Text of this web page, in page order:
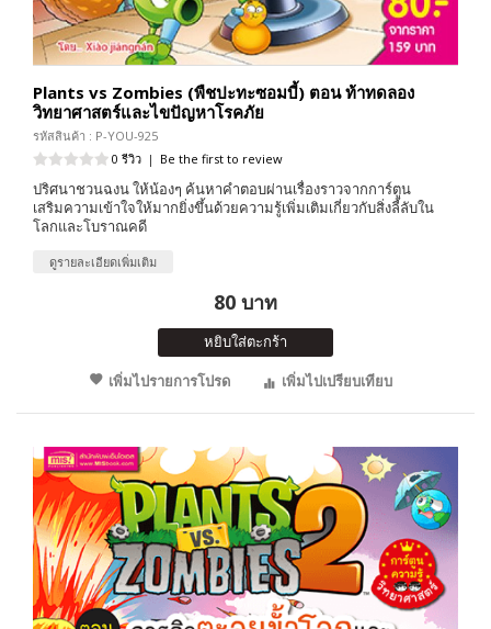
Plants vs Zombies (พืชปะทะซอมบี้) ตอน ท้าทดลอง
วิทยาศาสตร์และไขปัญหาโรคภัย
รหัสสินค้า : P-YOU-925
0 รีวิว | Be the first to review
ปริศนาชวนฉงน ให้น้องๆ ค้นหาคำตอบผ่านเรื่องราวจากการ์ตูน
เสริมความเข้าใจให้มากยิ่งขึ้นด้วยความรู้เพิ่มเติมเกี่ยวกับสิ่งลี้ลับใน
โลกและโบราณคดี
ดูรายละเอียดเพิ่มเติม
80 บาท
หยิบใส่ตะกร้า
เพิ่มไปรายการโปรด
เพิ่มไปเปรียบเทียบ